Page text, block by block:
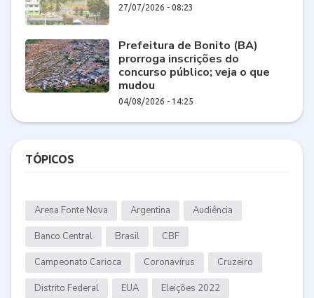
27/07/2026 - 08:23
Prefeitura de Bonito (BA)
prorroga inscrições do
concurso público; veja o que
mudou
04/08/2026 - 14:25
TÓPICOS
Arena Fonte Nova Argentina Audiência
Banco Central Brasil CBF
Campeonato Carioca Coronavírus Cruzeiro
Distrito Federal EUA Eleições 2022